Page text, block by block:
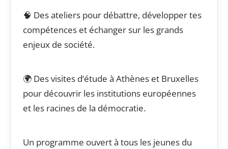
🧠 Des ateliers pour débattre, développer tes
compétences et échanger sur les grands
enjeux de société.
🌍 Des visites d’étude à Athènes et Bruxelles
pour découvrir les institutions européennes
et les racines de la démocratie.
Un programme ouvert à tous les jeunes du